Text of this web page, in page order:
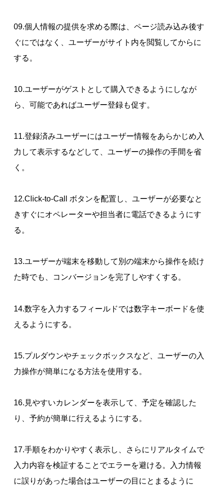
09.個人情報の提供を求める際は、ページ読み込み後す
ぐにではなく、ユーザーがサイト内を閲覧してからに
する。
10.ユーザーがゲストとして購入できるようにしなが
ら、可能であればユーザー登録も促す。
11.登録済みユーザーにはユーザー情報をあらかじめ入
力して表示するなどして、ユーザーの操作の手間を省
く。
12.Click-to-Call ボタンを配置し、ユーザーが必要なと
きすぐにオペレーターや担当者に電話できるようにす
る。
13.ユーザーが端末を移動して別の端末から操作を続け
た時でも、コンバージョンを完了しやすくする。
14.数字を入力するフィールドでは数字キーボードを使
えるようにする。
15.プルダウンやチェックボックスなど、ユーザーの入
力操作が簡単になる方法を使用する。
16.見やすいカレンダーを表示して、予定を確認した
り、予約が簡単に行えるようにする。
17.手順をわかりやすく表示し、さらにリアルタイムで
入力内容を検証することでエラーを避ける。入力情報
に誤りがあった場合はユーザーの目にとまるように